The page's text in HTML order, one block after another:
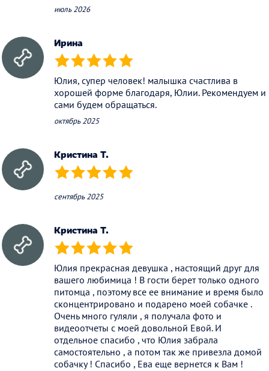
июль 2026
Ирина
(*) (*) (*) (*) (*)
Юлия, супер человек! малышка счастлива в
хорошей форме благодаря, Юлии. Рекомендуем и
сами будем обращаться.
октябрь 2025
Кристина Т.
(*) (*) (*) (*) (*)
сентябрь 2025
Кристина Т.
(*) (*) (*) (*) (*)
Юлия прекрасная девушка , настоящий друг для
вашего любимица ! В гости берет только одного
питомца , поэтому все ее внимание и время было
сконцентрировано и подарено моей собачке .
Очень много гуляли , я получала фото и
видеоотчеты с моей довольной Евой. И
отдельное спасибо , что Юлия забрала
самостоятельно , а потом так же привезла домой
собачку ! Спасибо , Ева еще вернется к Вам !